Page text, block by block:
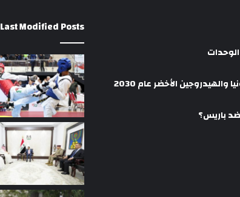
الأخضر عام 2030
باريس؟
Last Modified Posts